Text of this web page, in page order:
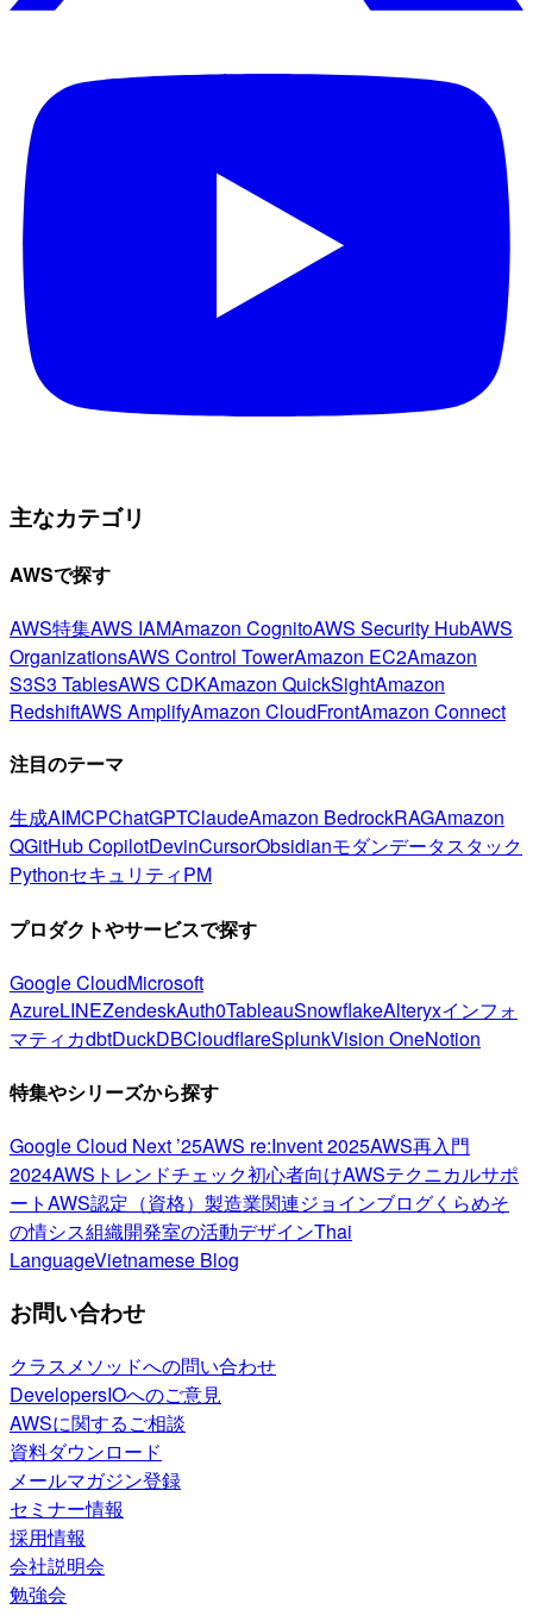
主なカテゴリ
AWSで探す
AWS特集AWS IAMAmazon CognitoAWS Security HubAWS
OrganizationsAWS Control TowerAmazon EC2Amazon
S3S3 TablesAWS CDKAmazon QuickSightAmazon
RedshiftAWS AmplifyAmazon CloudFrontAmazon Connect
注目のテーマ
生成AIMCPChatGPTClaudeAmazon BedrockRAGAmazon
QGitHub CopilotDevinCursorObsidianモダンデータスタック
PythonセキュリティPM
プロダクトやサービスで探す
Google CloudMicrosoft
AzureLINEZendeskAuth0TableauSnowflakeAlteryxインフォ
マティカdbtDuckDBCloudflareSplunkVision OneNotion
特集やシリーズから探す
Google Cloud Next ’25AWS re:Invent 2025AWS再入門
2024AWSトレンドチェック初心者向けAWSテクニカルサポ
ートAWS認定（資格） 製造業関連ジョインブログくらめそ
の情シス組織開発室の活動デザインThai
LanguageVietnamese Blog
お問い合わせ
クラスメソッドへの問い合わせ
DevelopersIOへのご意見
AWSに関するご相談
資料ダウンロード
メールマガジン登録
セミナー情報
採用情報
会社説明会
勉強会